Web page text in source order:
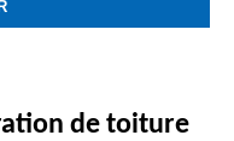
de toiture